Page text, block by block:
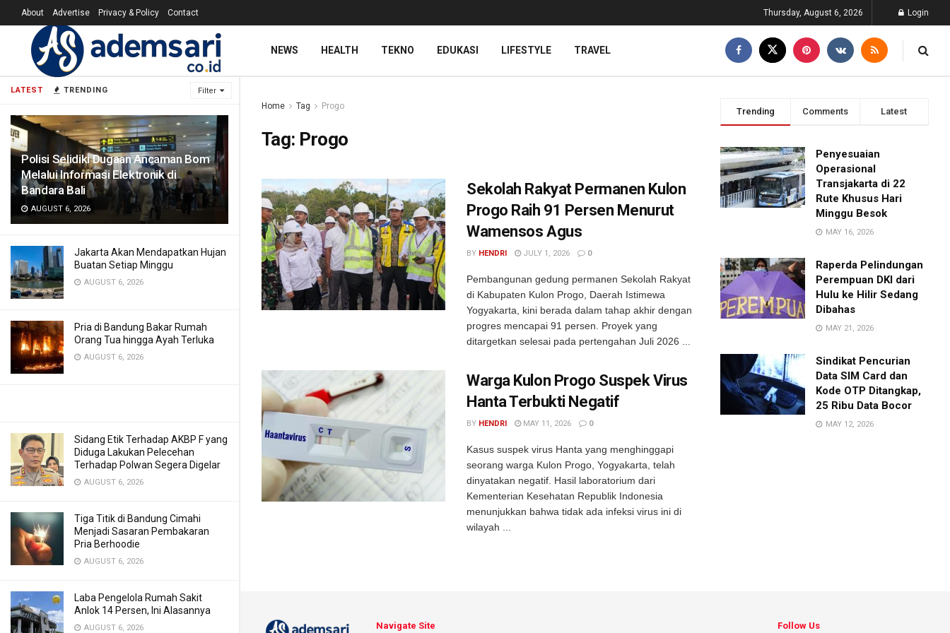
LATEST TRENDING Filter
Polisi Selidiki Dugaan Ancaman Bom
Melalui Informasi Elektronik di
Bandara Bali
AUGUST 6, 2026
Jakarta Akan Mendapatkan Hujan
Buatan Setiap Minggu
AUGUST 6, 2026
Pria di Bandung Bakar Rumah
Orang Tua hingga Ayah Terluka
AUGUST 6, 2026
Sidang Etik Terhadap AKBP F yang
Diduga Lakukan Pelecehan
Terhadap Polwan Segera Digelar
AUGUST 6, 2026
Tiga Titik di Bandung Cimahi
Menjadi Sasaran Pembakaran
Pria Berhoodie
AUGUST 6, 2026
Laba Pengelola Rumah Sakit
Anlok 14 Persen, Ini Alasannya
AUGUST 6, 2026
About Advertise Privacy & Policy Contact Thursday, August 6, 2026 Login
NEWS HEALTH TEKNO EDUKASI LIFESTYLE TRAVEL
Home Tag Progo
Tag: Progo
Sekolah Rakyat Permanen Kulon
Progo Raih 91 Persen Menurut
Wamensos Agus
BY HENDRI JULY 1, 2026 0
Pembangunan gedung permanen Sekolah Rakyat
di Kabupaten Kulon Progo, Daerah Istimewa
Yogyakarta, kini berada dalam tahap akhir dengan
progres mencapai 91 persen. Proyek yang
ditargetkan selesai pada pertengahan Juli 2026 ...
Warga Kulon Progo Suspek Virus
Hanta Terbukti Negatif
BY HENDRI MAY 11, 2026 0
Kasus suspek virus Hanta yang menghinggapi
seorang warga Kulon Progo, Yogyakarta, telah
dinyatakan negatif. Hasil laboratorium dari
Kementerian Kesehatan Republik Indonesia
menunjukkan bahwa tidak ada infeksi virus ini di
wilayah ...
Trending Comments Latest
Penyesuaian
Operasional
Transjakarta di 22
Rute Khusus Hari
Minggu Besok
MAY 16, 2026
Raperda Pelindungan
Perempuan DKI dari
Hulu ke Hilir Sedang
Dibahas
MAY 21, 2026
Sindikat Pencurian
Data SIM Card dan
Kode OTP Ditangkap,
25 Ribu Data Bocor
MAY 12, 2026
Navigate Site Follow Us